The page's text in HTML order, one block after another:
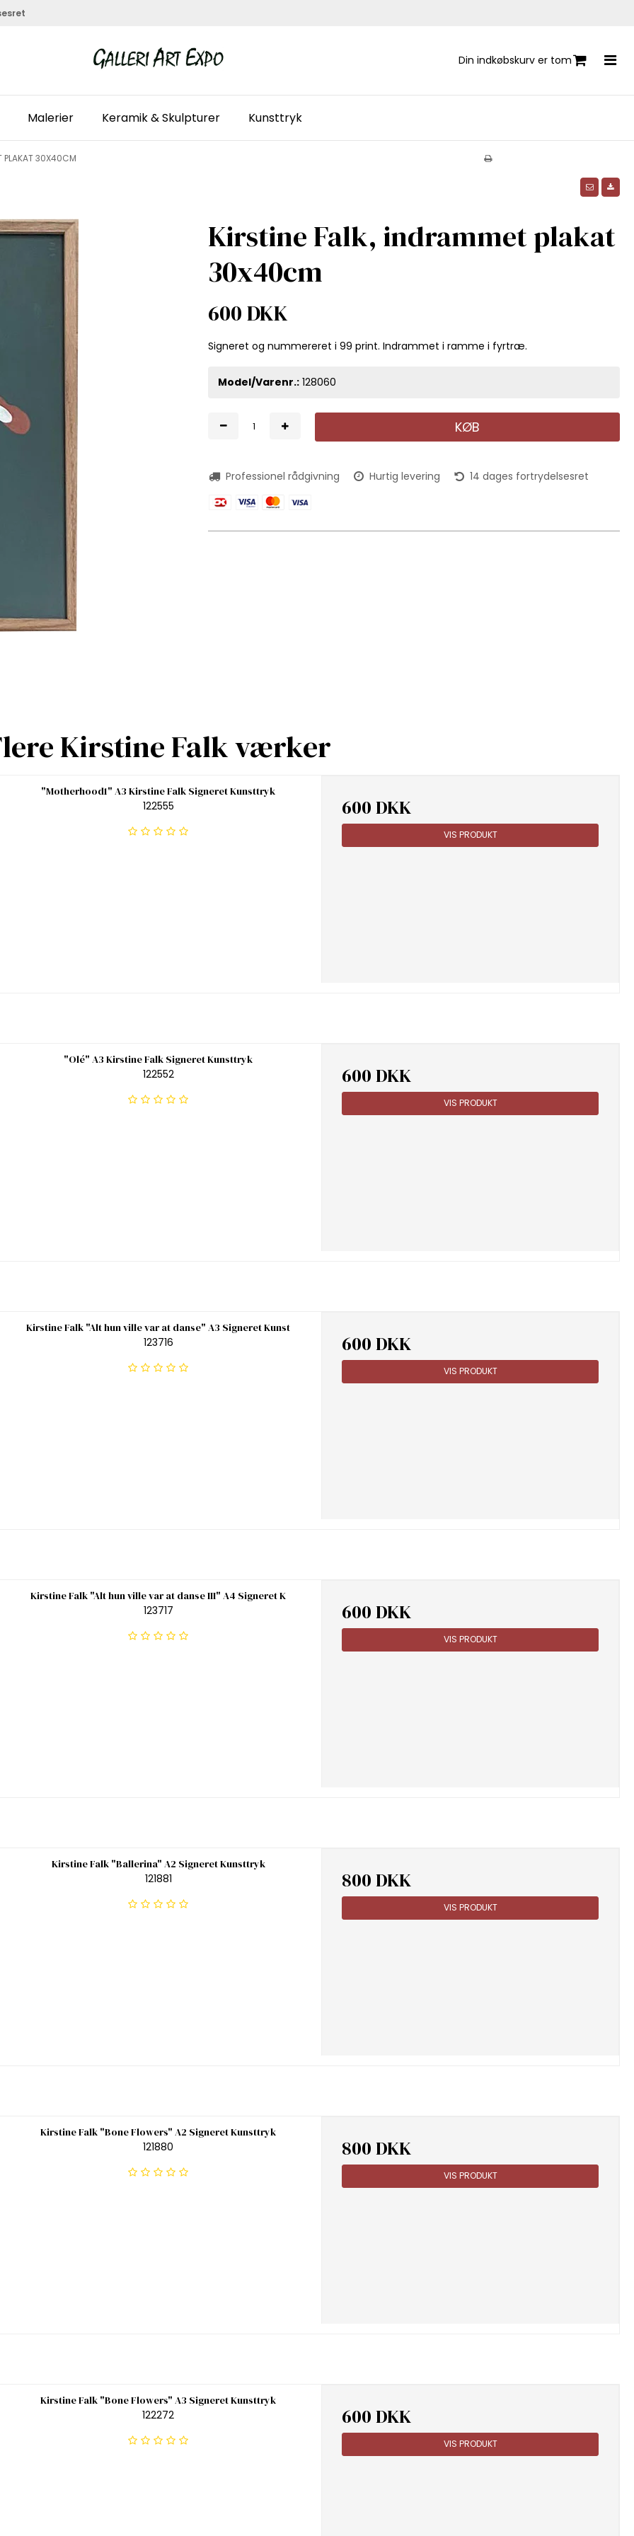
Din indkøbskurv er tom
Malerier Keramik & Skulpturer Kunsttryk
PLAKAT 30X40CM
Kirstine Falk, indrammet plakat
30x40cm
600 DKK
Signeret og nummereret i 99 print. Indrammet i ramme i fyrtræ.
Model/Varenr.: 128060
KØB
Professionel rådgivning Hurtig levering 14 dages fortrydelsesret
Kirstine Falk værker
"Motherhood1" A3 Kirstine Falk Signeret Kunsttryk
122555
600 DKK
VIS PRODUKT
"Olé" A3 Kirstine Falk Signeret Kunsttryk
122552
600 DKK
VIS PRODUKT
Kirstine Falk "Alt hun ville var at danse" A3 Signeret Kunst
123716
600 DKK
VIS PRODUKT
Kirstine Falk "Alt hun ville var at danse III" A4 Signeret K
123717
600 DKK
VIS PRODUKT
Kirstine Falk "Ballerina" A2 Signeret Kunsttryk
121881
800 DKK
VIS PRODUKT
Kirstine Falk "Bone Flowers" A2 Signeret Kunsttryk
121880
800 DKK
VIS PRODUKT
Kirstine Falk "Bone Flowers" A3 Signeret Kunsttryk
122272
600 DKK
VIS PRODUKT